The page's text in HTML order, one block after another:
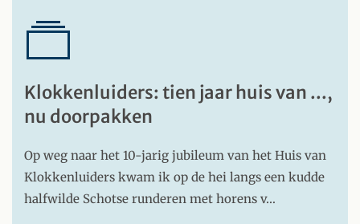
Klokkenluiders: tien jaar huis van ...,
nu doorpakken
Op weg naar het 10-jarig jubileum van het Huis van
Klokkenluiders kwam ik op de hei langs een kudde
halfwilde Schotse runderen met horens v…